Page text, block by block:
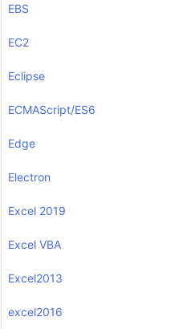
EBS
EC2
Eclipse
ECMAScript/ES6
Edge
Electron
Excel 2019
Excel VBA
Excel2013
excel2016